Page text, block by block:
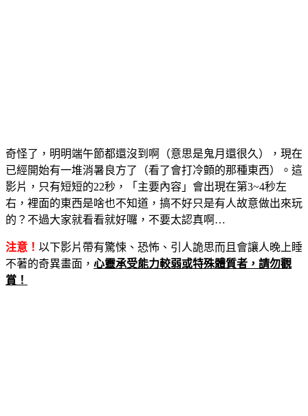
奇怪了，明明端午節都還沒到啊（意思是鬼月還很久），現在
已經開始有一堆消暑良方了（看了會打冷顫的那種東西）。這
影片，只有短短的22秒，「主要內容」會出現在第3~4秒左
右，裡面的東西是啥也不知道，搞不好只是有人故意做出來玩
的？不過大家就看看就好囉，不要太認真啊…
注意！ 以下影片帶有驚悚、恐怖、引人詭思而且會讓人晚上睡
不著的奇異畫面， 心靈承受能力較弱或特殊體質者，請勿觀
賞！